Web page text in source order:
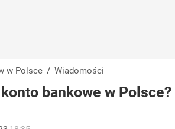
w Polsce / Wiadomości
bankowe w Polsce?